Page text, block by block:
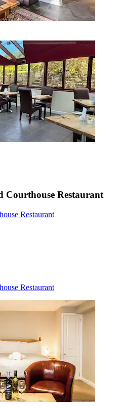
Courthouse Restaurant
Restaurant
Restaurant